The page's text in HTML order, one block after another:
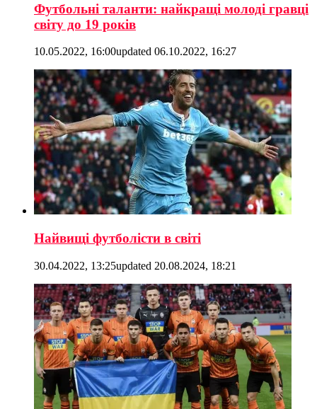
Футбольні таланти: найкращі молоді гравці
світу до 19 років
10.05.2022, 16:00updated 06.10.2022, 16:27
Найвищі футболісти в світі
30.04.2022, 13:25updated 20.08.2024, 18:21